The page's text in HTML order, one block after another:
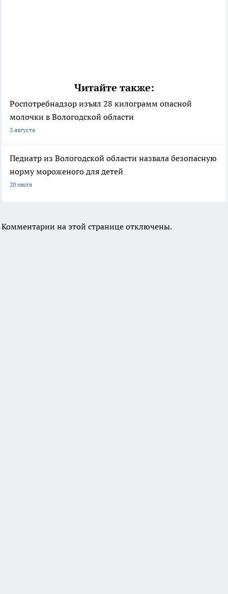
Читайте также:
Роспотребнадзор изъял 28 килограмм опасной
молочки в Вологодской области
3 августа
Педиатр из Вологодской области назвала безопасную
норму мороженого для детей
20 июля
Комментарии на этой странице отключены.